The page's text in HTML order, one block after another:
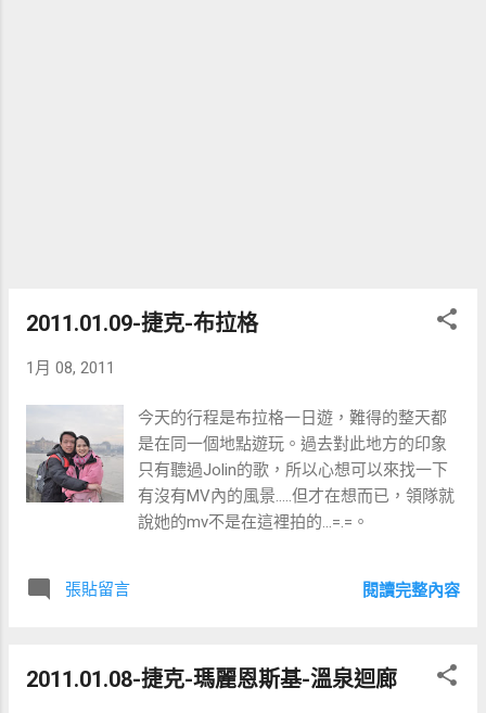
2011.01.09-捷克-布拉格
1月 08, 2011
今天的行程是布拉格一日遊，難得的整天都
是在同一個地點遊玩。過去對此地方的印象
只有聽過Jolin的歌，所以心想可以來找一下
有沒有MV內的風景.....但才在想而已，領隊就
說她的mv不是在這裡拍的...=.=。
張貼留言 閱讀完整內容
2011.01.08-捷克-瑪麗恩斯基-溫泉迴廊